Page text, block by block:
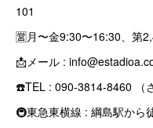
101
🈺月〜金9:30〜16:30、第
📩メール :
☎️TEL : 090-3814-8460 （
🚇東急東横線 : 綱島駅から